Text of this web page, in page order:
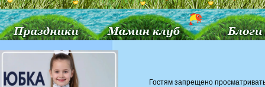
Гостям запрещено